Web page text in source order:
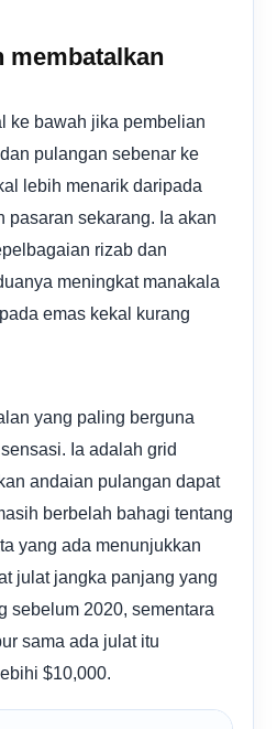
membatalkan
ke bawah jika pembelian
pulangan sebenar ke
lebih menarik daripada
pasaran sekarang. Ia akan
rizab dan
meningkat manakala
emas kekal kurang
yang paling berguna
Ia adalah grid
andaian pulangan dapat
berbelah bahagi tentang
yang ada menunjukkan
julat jangka panjang yang
sebelum 2020, sementara
sama ada julat itu
$10,000.